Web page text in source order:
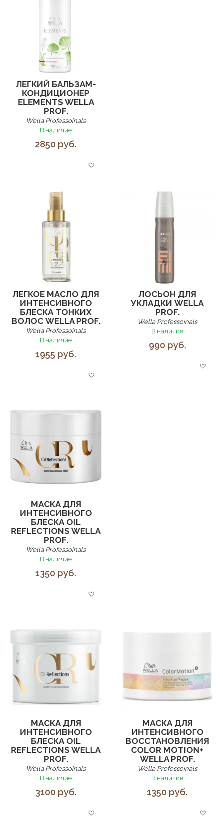
ЛЕГКИЙ БАЛЬЗАМ-
КОНДИЦИОНЕР
ELEMENTS WELLA
PROF.
Wella Professoinals
В наличие
2850 руб.
ЛЕГКОЕ МАСЛО ДЛЯ
ИНТЕНСИВНОГО
БЛЕСКА ТОНКИХ
ВОЛОС WELLA PROF.
Wella Professoinals
В наличие
1955 руб.
ЛОСЬОН ДЛЯ
УКЛАДКИ WELLA
PROF.
Wella Professoinals
В наличие
990 руб.
МАСКА ДЛЯ
ИНТЕНСИВНОГО
БЛЕСКА OIL
REFLECTIONS WELLA
PROF.
Wella Professoinals
В наличие
1350 руб.
МАСКА ДЛЯ
ИНТЕНСИВНОГО
БЛЕСКА OIL
REFLECTIONS WELLA
PROF.
Wella Professoinals
В наличие
3100 руб.
МАСКА ДЛЯ
ИНТЕНСИВНОГО
ВОССТАНОВЛЕНИЯ
COLOR MOTION+
WELLA PROF.
Wella Professoinals
В наличие
1350 руб.